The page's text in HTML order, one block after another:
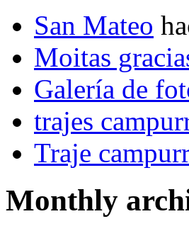
San Mateo
Moitas
Galería de
trajes
Traje
Monthly